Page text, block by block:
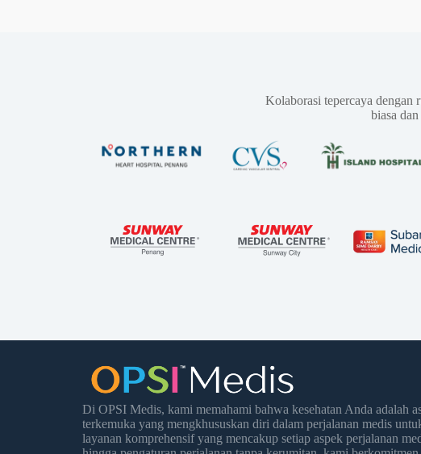
Kolaborasi tepercaya dengan
biasa
Di OPSI Medis, kami memahami bahwa kesehatan Anda adalah
terkemuka yang mengkhususkan diri dalam perjalanan medis
layanan komprehensif yang mencakup setiap aspek perjalanan